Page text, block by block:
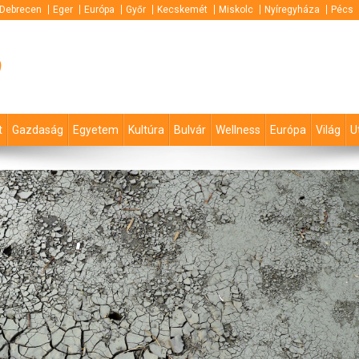
Debrecen Eger Európa Győr Kecskemét Miskolc Nyíregyháza Pécs
Gazdaság Egyetem Kultúra Bulvár Wellness Európa Világ